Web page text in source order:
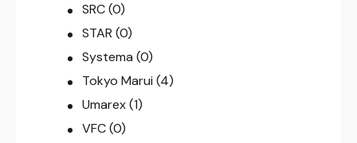
SRC (0)
STAR (0)
Systema (0)
Tokyo Marui (4)
Umarex (1)
VFC (0)